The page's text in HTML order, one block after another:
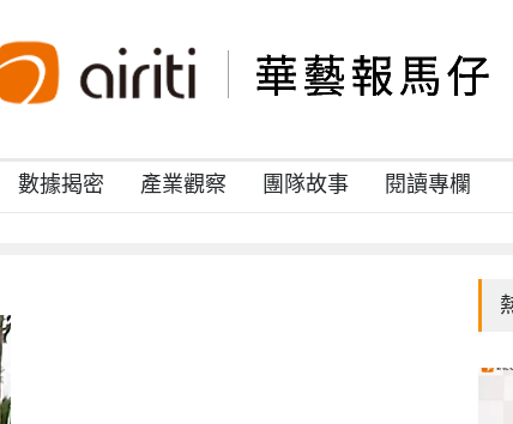
數據揭密 產業觀察 團隊故事 閱讀專欄